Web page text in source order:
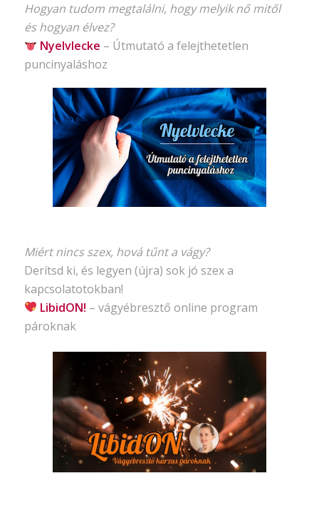
Hogyan tudom megtalálni, hogy melyik nő mitől
és hogyan élvez?
Nyelvlecke – Útmutató a felejthetetlen
puncinyaláshoz
Miért nincs szex, hová tűnt a vágy?
Derítsd ki, és legyen (újra) sok jó szex a
kapcsolatotokban!
LibidON! – vágyébresztő online program
pároknak